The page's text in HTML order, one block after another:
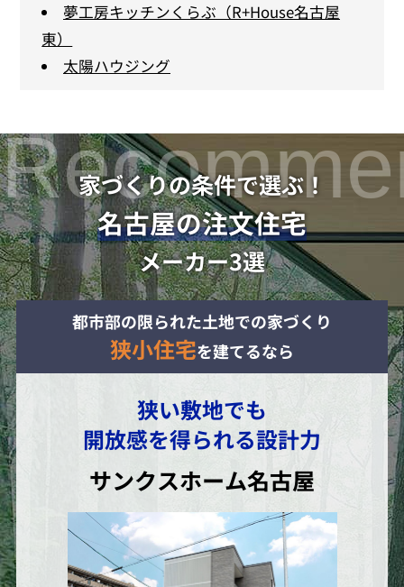
夢工房キッチンくらぶ（R+House名古屋
東）
太陽ハウジング
家づくりの条件で選ぶ！
名古屋の注文住宅
メーカー3選
都市部の限られた土地での家づくり
狭小住宅を建てるなら
狭い敷地でも
開放感を得られる設計力
サンクスホーム名古屋